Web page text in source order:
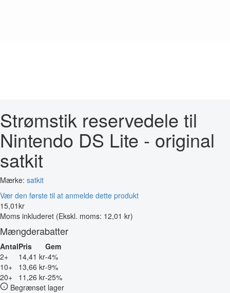
Strømstik reservedele til
Nintendo DS Lite - original
satkit
Mærke: satkit
Vær den første til at anmelde dette produkt
15,01kr
Moms inkluderet (Ekskl. moms: 12,01 kr)
Mængderabatter
AntalPris
Gem
2+
14,41 kr-4%
10+
13,66 kr-9%
20+
11,26 kr-25%
Begrænset lager